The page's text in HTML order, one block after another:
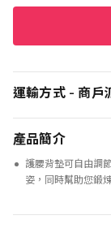
運輸方式 - 商戶
產品簡介
護腰背墊可自由調
姿，同時幫助您鍛